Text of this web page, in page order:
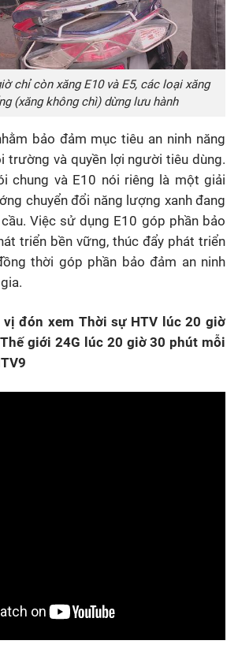
chỉ còn xăng E10 và E5, các loại xăng
(xăng không chì) dừng lưu hành
bảo đảm mục tiêu an ninh năng
trường và quyền lợi người tiêu dùng.
chung và E10 nói riêng là một giải
chuyển đổi năng lượng xanh đang
Việc sử dụng E10 góp phần bảo
triển bền vững, thúc đẩy phát triển
thời góp phần bảo đảm an ninh
vị đón xem Thời sự HTV lúc 20 giờ
giới 24G lúc 20 giờ 30 phút mỗi